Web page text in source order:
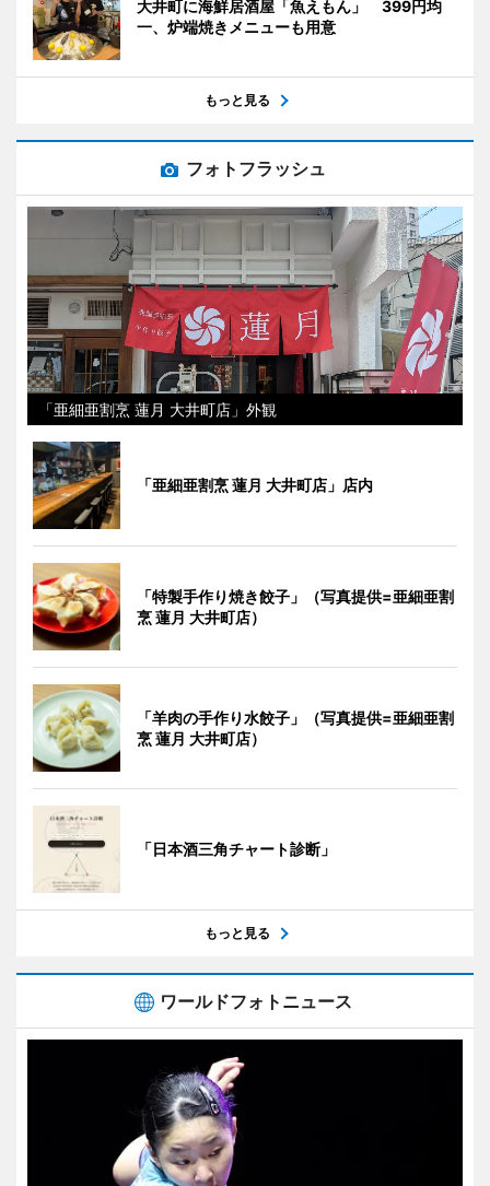
大井町に海鮮居酒屋「魚えもん」 399円均
一、炉端焼きメニューも用意
もっと見る
フォトフラッシュ
「亜細亜割烹 蓮月 大井町店」外観
「亜細亜割烹 蓮月 大井町店」店内
「特製手作り焼き餃子」（写真提供=亜細亜割
烹 蓮月 大井町店）
「羊肉の手作り水餃子」（写真提供=亜細亜割
烹 蓮月 大井町店）
「日本酒三角チャート診断」
もっと見る
ワールドフォトニュース